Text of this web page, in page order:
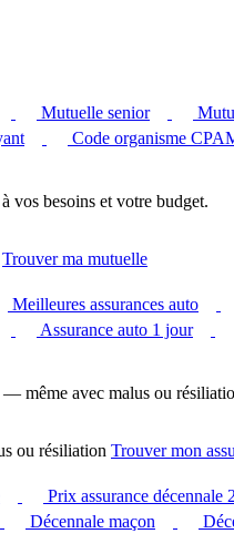
Mutuelle senior
Code organisme
vos besoins et votre budget.
Trouver ma mutuelle
Meilleures assurances auto
Assurance auto 1 jour
— même avec malus ou
ou résiliation Trouver mon
Prix assurance décennale
Décennale maçon